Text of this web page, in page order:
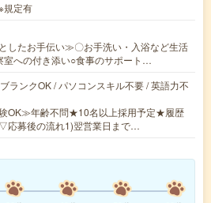
規定有
したお手伝い≫〇お手洗い・入浴など生活
室への付き添い○食事のサポート…
ランクOK / パソコンスキル不要 / 英語力不
OK≫年齢不問★10名以上採用予定★履歴
応募後の流れ1)翌営業日まで…